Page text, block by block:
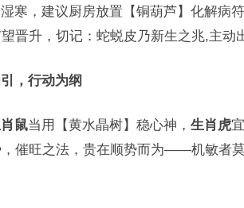
寒，建议厨房放置【铜葫芦】化解病
晋升，切记：蛇蜕皮乃新生之兆,主动
，行动为纲
鼠当用【黄水晶树】稳心神， 生肖虎
催旺之法，贵在顺势而为——机敏者